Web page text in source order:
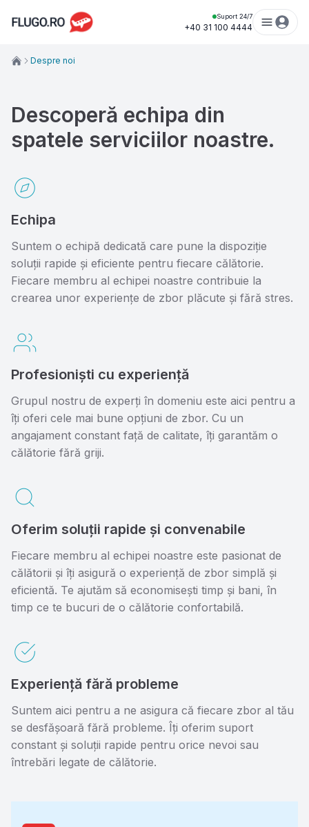
Suport 24/7
+40 31 100 4444
Despre noi
Descoperă echipa din
spatele serviciilor noastre.
Echipa
Suntem o echipă dedicată care pune la dispoziție
soluții rapide și eficiente pentru fiecare călătorie.
Fiecare membru al echipei noastre contribuie la
crearea unor experiențe de zbor plăcute și fără stres.
Profesioniști cu experiență
Grupul nostru de experți în domeniu este aici pentru a
îți oferi cele mai bune opțiuni de zbor. Cu un
angajament constant față de calitate, îți garantăm o
călătorie fără griji.
Oferim soluții rapide și convenabile
Fiecare membru al echipei noastre este pasionat de
călătorii și îți asigură o experiență de zbor simplă și
eficientă. Te ajutăm să economisești timp și bani, în
timp ce te bucuri de o călătorie confortabilă.
Experiență fără probleme
Suntem aici pentru a ne asigura că fiecare zbor al tău
se desfășoară fără probleme. Îți oferim suport
constant și soluții rapide pentru orice nevoi sau
întrebări legate de călătorie.